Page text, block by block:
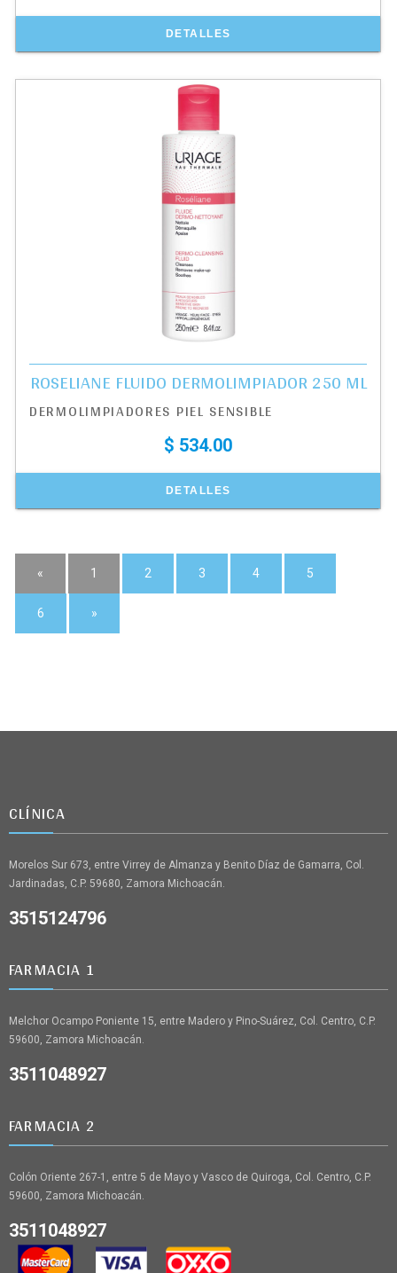
DETALLES
ROSELIANE FLUIDO DERMOLIMPIADOR 250 ML
DERMOLIMPIADORES PIEL SENSIBLE
$ 534.00
DETALLES
« 1 2 3 4 5
6 »
CLÍNICA
Morelos Sur 673, entre Virrey de Almanza y Benito Díaz de Gamarra, Col.
Jardinadas, C.P. 59680, Zamora Michoacán.
3515124796
FARMACIA 1
Melchor Ocampo Poniente 15, entre Madero y Pino-Suárez, Col. Centro, C.P.
59600, Zamora Michoacán.
3511048927
FARMACIA 2
Colón Oriente 267-1, entre 5 de Mayo y Vasco de Quiroga, Col. Centro, C.P.
59600, Zamora Michoacán.
3511048927